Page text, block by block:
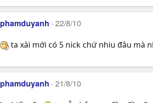
phamduyanh 22/8/10
ta xài mới có 5 nick chứ nhiu đâu mà
phamduyanh 21/8/10